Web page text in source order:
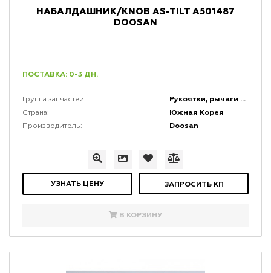
НАБАЛДАШНИК/KNOB AS-TILT A501487
DOOSAN
ПОСТАВКА: 0-3 ДН.
Группа запчастей: Рукоятки, рычаги и набалдашники
Страна: Южная Корея
Производитель: Doosan
УЗНАТЬ ЦЕНУ ЗАПРОСИТЬ КП
В КОРЗИНУ